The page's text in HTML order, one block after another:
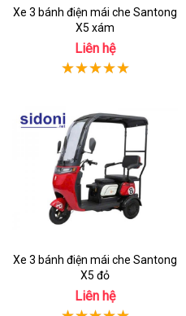
Xe 3 bánh điện mái che Santong
X5 xám
Liên hệ
Xe 3 bánh điện mái che Santong
X5 đỏ
Liên hệ